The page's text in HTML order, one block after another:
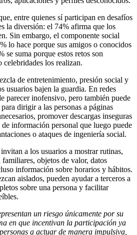
entre quienes sí participan en desafíos
la diversión: el 74% afirma que los
Sin embargo, el componente social
lo hace porque sus amigos o conocidos
se suma porque estos retos son
los realizan.
de entretenimiento, presión social y
usuarios bajen la guardia. En redes
parecer inofensivo, pero también puede
dirigir a las personas a páginas
promover descargas inseguras
información personal que luego puede
o ataques de ingeniería social.
a los usuarios a mostrar rutinas,
objetos de valor, datos
información sobre horarios y hábitos.
aislados, pueden ayudar a terceros a
sobre una persona y facilitar
un riesgo únicamente por su
en que incentivan la participación ya
a actuar de manera impulsiva,